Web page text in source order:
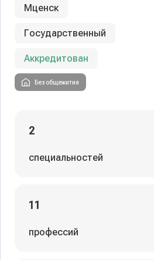
Мценск
Государственный
Аккредитован
Без общежития
2
специальностей
11
профессий